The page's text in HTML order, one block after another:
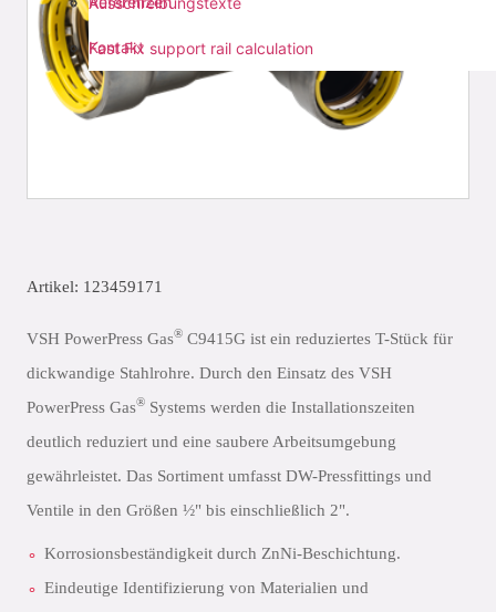
Fast Fix support rail calculation
Kontakt
Artikel: 123459171
VSH PowerPress Gas® C9415G ist ein reduziertes T-Stück für
dickwandige Stahlrohre. Durch den Einsatz des VSH
PowerPress Gas® Systems werden die Installationszeiten
deutlich reduziert und eine saubere Arbeitsumgebung
gewährleistet. Das Sortiment umfasst DW-Pressfittings und
Ventile in den Größen ½" bis einschließlich 2".
Korrosionsbeständigkeit durch ZnNi-Beschichtung.
Eindeutige Identifizierung von Materialien und